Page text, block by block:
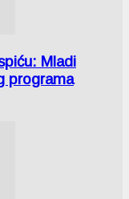
Mladi
programa